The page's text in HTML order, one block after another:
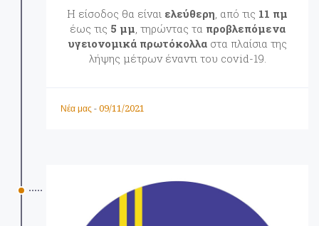
Η είσοδος θα είναι ελεύθερη, από τις 11 πμ
έως τις 5 μμ, τηρώντας τα προβλεπόμενα
υγειονομικά πρωτόκολλαστα πλαίσια της
λήψης μέτρων έναντι του covid-19.
Νέα μας - 09/11/2021